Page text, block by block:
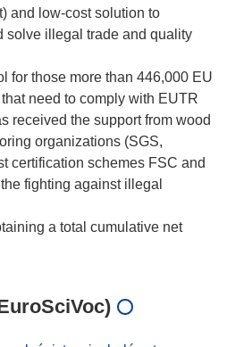
and low-cost solution to
solve illegal trade and quality
for those more than 446,000 EU
need to comply with EUTR
received the support from wood
organizations (SGS,
certification schemes FSC and
fighting against illegal
a total cumulative net